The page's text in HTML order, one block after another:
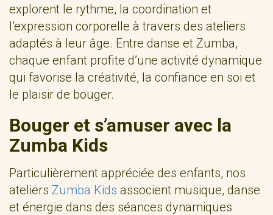
explorent le rythme, la coordination et
l’expression corporelle à travers des ateliers
adaptés à leur âge. Entre danse et Zumba,
chaque enfant profite d’une activité dynamique
qui favorise la créativité, la confiance en soi et
le plaisir de bouger.
Bouger et s’amuser avec la
Zumba Kids
Particulièrement appréciée des enfants, nos
ateliers Zumba Kids associent musique, danse
et énergie dans des séances dynamiques